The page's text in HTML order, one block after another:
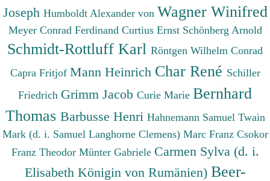
Joseph Humboldt Alexander von Wagner Winifred
Meyer Conrad Ferdinand Curtius Ernst Schönberg Arnold
Schmidt-Rottluff Karl Röntgen Wilhelm Conrad
Capra Fritjof Mann Heinrich Char René Schiller
Friedrich Grimm Jacob Curie Marie Bernhard
Thomas Barbusse Henri Hahnemann Samuel Twain
Mark (d. i. Samuel Langhorne Clemens) Marc Franz Csokor
Franz Theodor Münter Gabriele Carmen Sylva (d. i.
Elisabeth Königin von Rumänien) Beer-